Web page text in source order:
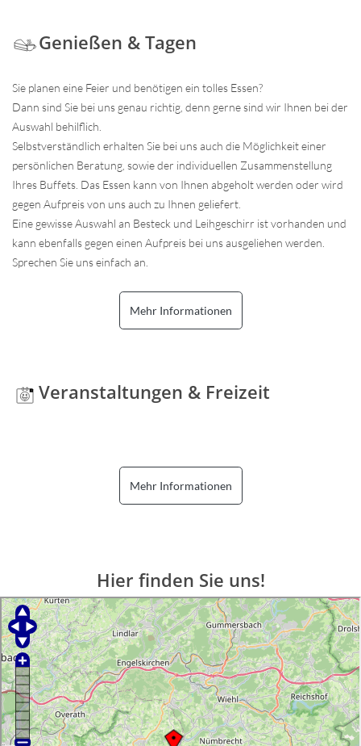
Genießen & Tagen
Sie planen eine Feier und benötigen ein tolles Essen?
Dann sind Sie bei uns genau richtig, denn gerne sind wir Ihnen bei der
Auswahl behilflich.
Selbstverständlich erhalten Sie bei uns auch die Möglichkeit einer
persönlichen Beratung, sowie der individuellen Zusammenstellung
Ihres Buffets. Das Essen kann von Ihnen abgeholt werden oder wird
gegen Aufpreis von uns auch zu Ihnen geliefert.
Eine gewisse Auswahl an Besteck und Leihgeschirr ist vorhanden und
kann ebenfalls gegen einen Aufpreis bei uns ausgeliehen werden.
Sprechen Sie uns einfach an.
Mehr Informationen
Veranstaltungen & Freizeit
Mehr Informationen
Hier finden Sie uns!